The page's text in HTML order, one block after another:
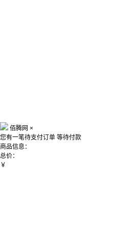
佰腾网 ×
您有一笔待支付订单 等待付款
商品信息：
总价：
￥